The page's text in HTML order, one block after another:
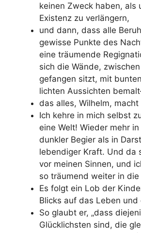
keinen Zweck haben, als
Existenz zu verlängern,
und dann, dass alle
gewisse Punkte des
eine träumende
sich die Wände,
gefangen sitzt, mit
lichten Aussichten
das alles, Wilhelm,
Ich kehre in mich selbst
eine Welt! Wieder mehr
dunkler Begier als in
lebendiger Kraft. Und da
vor meinen Sinnen, und
so träumend weiter in die
Es folgt ein Lob der
Blicks auf das Leben und
So glaubt er, „dass
Glücklichsten sind, die